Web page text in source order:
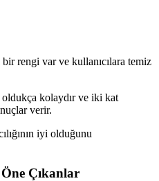
bir rengi var ve kullanıcılara temiz
oldukça kolaydır ve iki kat
verir.
iyi olduğunu
Çıkanlar